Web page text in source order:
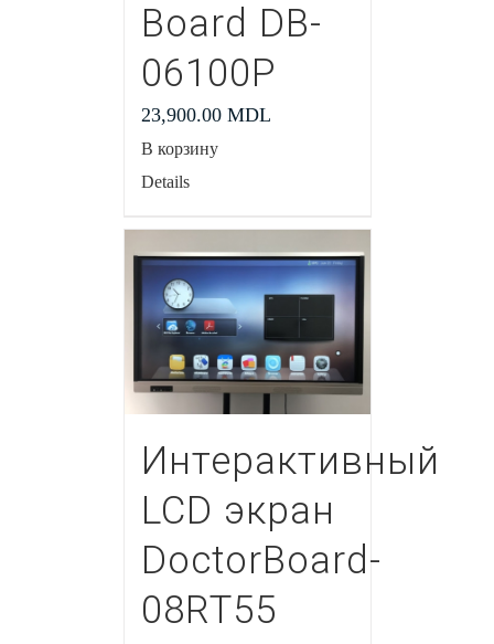
Board DB-
06100P
23,900.00 MDL
В корзину
Details
Интерактивный
LCD экран
DoctorBoard-
08RT55